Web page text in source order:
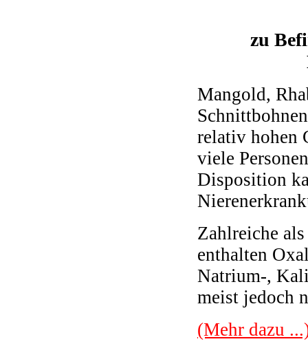
zu
Mangold,
relativ hohen
viele
Disposition
Zahlreiche
enthalten
Natrium-,
meist jedoch
(Mehr dazu